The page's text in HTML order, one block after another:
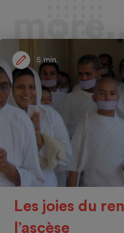
5 min.
Les joies du
l’ascèse